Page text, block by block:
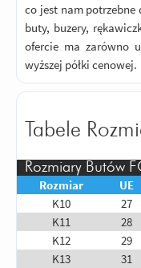
co jest nam potrzebne
buty, buzery,
ofercie ma zarówno
wyższej półki cenowej.
Tabele
Rozmiary Butów
Rozmiar
UE
K10
27
K11
28
K12
29
K13
31